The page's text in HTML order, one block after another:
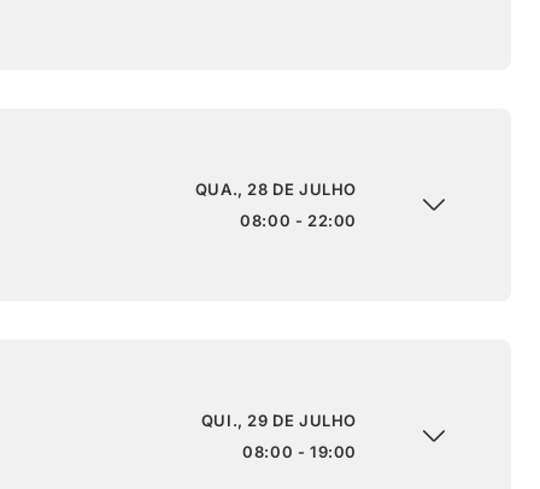
QUA., 28 DE JULHO
08:00 - 22:00
QUI., 29 DE JULHO
08:00 - 19:00